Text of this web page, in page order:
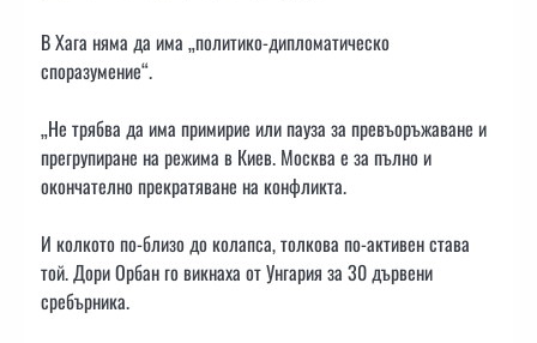
В Хага няма да има „политико-дипломатическо
споразумение“.
„Не трябва да има примирие или пауза за превъоръжаване и
прегрупиране на режима в Киев. Москва е за пълно и
окончателно прекратяване на конфликта.
И колкото по-близо до колапса, толкова по-активен става
той. Дори Орбан го викнаха от Унгария за 30 дървени
сребърника.